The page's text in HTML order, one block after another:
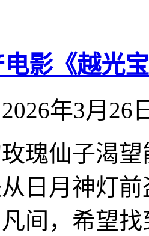
电影《越光
年3月26
瑰仙子渴
日月神灯
间，希望